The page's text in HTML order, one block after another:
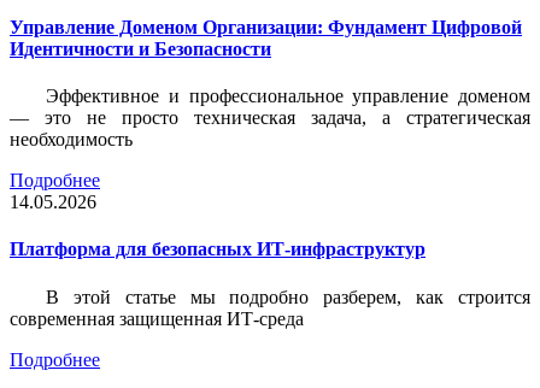
Управление Доменом Организации: Фундамент Цифровой
Идентичности и Безопасности
Эффективное и профессиональное управление доменом
— это не просто техническая задача, а стратегическая
необходимость
Подробнее
14.05.2026
Платформа для безопасных ИТ-инфраструктур
В этой статье мы подробно разберем, как строится
современная защищенная ИТ-среда
Подробнее